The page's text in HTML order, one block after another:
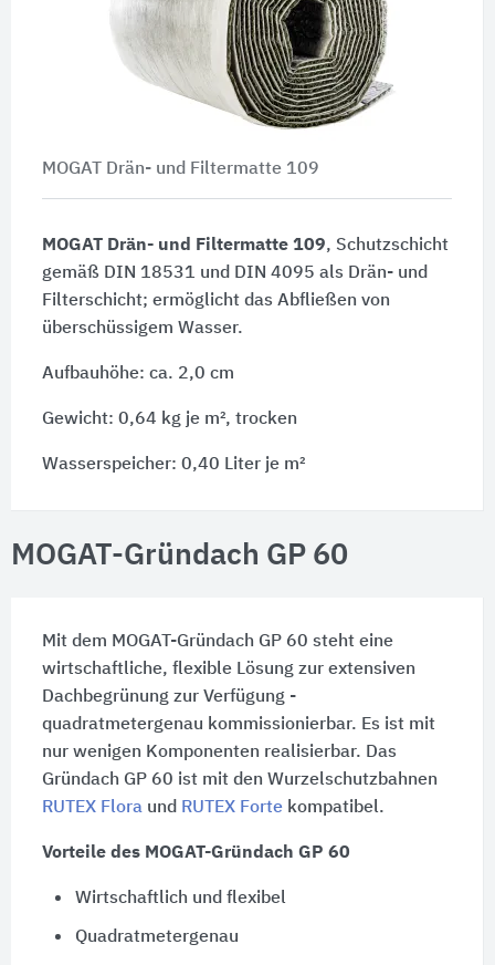
MOGAT Drän- und Filtermatte 109
MOGAT Drän- und Filtermatte 109, Schutzschicht
gemäß DIN 18531 und DIN 4095 als Drän- und
Filterschicht; ermöglicht das Abfließen von
überschüssigem Wasser.
Aufbauhöhe: ca. 2,0 cm
Gewicht: 0,64 kg je m², trocken
Wasserspeicher: 0,40 Liter je m²
MOGAT-Gründach GP 60
Mit dem MOGAT-Gründach GP 60 steht eine
wirtschaftliche, flexible Lösung zur extensiven
Dachbegrünung zur Verfügung -
quadratmetergenau kommissionierbar. Es ist mit
nur wenigen Komponenten realisierbar. Das
Gründach GP 60 ist mit den Wurzelschutzbahnen
RUTEX Floraund RUTEX Fortekompatibel.
Vorteile des MOGAT-Gründach GP 60
Wirtschaftlich und flexibel
Quadratmetergenau